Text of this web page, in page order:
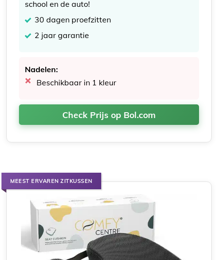
school en de auto!
30 dagen proefzitten
2 jaar garantie
Nadelen:
Beschikbaar in 1 kleur
Check Prijs op Bol.com
MEEST ERVAREN ZITKUSSEN